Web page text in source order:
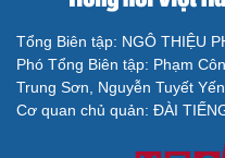
Tổng Biên tập: NGÔ THIỆU
Phó Tổng Biên tập: Phạm
Trung Sơn, Nguyễn Tuyết Yến
Cơ quan chủ quản: ĐÀI